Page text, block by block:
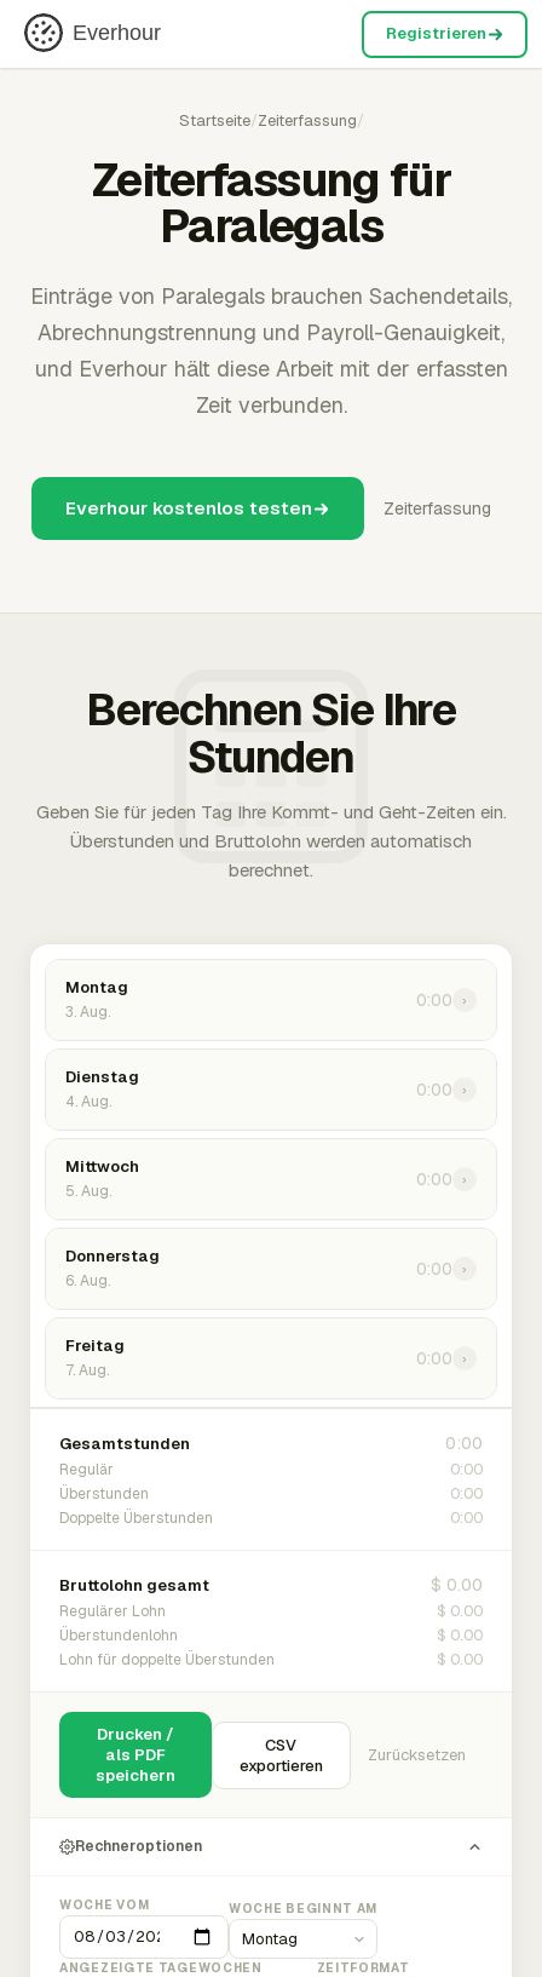
Everhour Registrieren
Startseite/Zeiterfassung/
Zeiterfassung für
Paralegals
Einträge von Paralegals brauchen Sachendetails,
Abrechnungstrennung und Payroll-Genauigkeit,
und Everhour hält diese Arbeit mit der erfassten
Zeit verbunden.
Everhour kostenlos testen Zeiterfassung
Berechnen Sie Ihre
Stunden
Geben Sie für jeden Tag Ihre Kommt- und Geht-Zeiten ein.
Überstunden und Bruttolohn werden automatisch
berechnet.
Montag
3. Aug.
0:00 ›
Dienstag
4. Aug.
0:00 ›
Mittwoch
5. Aug.
0:00 ›
Donnerstag
6. Aug.
0:00 ›
Freitag
7. Aug.
0:00 ›
Gesamtstunden 0:00
Regulär 0:00
Überstunden 0:00
Doppelte Überstunden 0:00
Bruttolohn gesamt $ 0.00
Regulärer Lohn $ 0.00
Überstundenlohn $ 0.00
Lohn für doppelte Überstunden $ 0.00
Drucken /
als PDF
speichern
CSV
exportieren
Zurücksetzen
Rechneroptionen
WOCHE VOM WOCHE BEGINNT AM
ANGEZEIGTE TAGEWOCHEN ZEITFORMAT